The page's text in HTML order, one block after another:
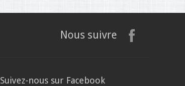
Nous suivre
Suivez-nous sur Facebook